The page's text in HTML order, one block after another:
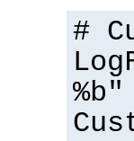
#
%b"